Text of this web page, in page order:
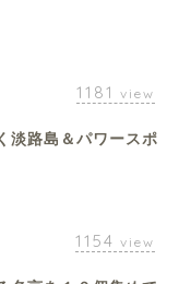
1181 view
淡路島＆パワースポ
1154 view